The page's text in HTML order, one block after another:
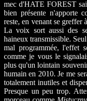
mec d'HATE FOREST
bien présente n'apporte
reste, en venant se greffer
La voix sort aussi des
haineux transmissible.
mal programmée, l'effet
comme je vous le
plus qu'un lointain
humain en 2010. Je me
totalement inutiles et
Presque un peu trop.